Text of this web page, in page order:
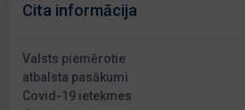
Cita informācija
Valsts piemērotie
atbalsta pasākumi
Covid-19 ietekmes